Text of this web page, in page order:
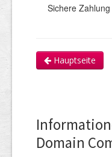
Sichere
Hauptseite
Domain